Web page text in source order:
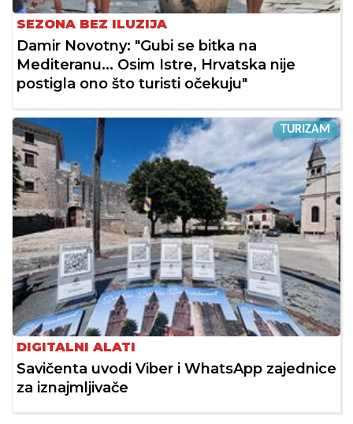
SEZONA BEZ ILUZIJA
Damir Novotny: "Gubi se bitka na
Mediteranu... Osim Istre, Hrvatska nije
postigla ono što turisti očekuju"
TURIZAM
DIGITALNI ALATI
Savičenta uvodi Viber i WhatsApp zajednice
za iznajmljivače